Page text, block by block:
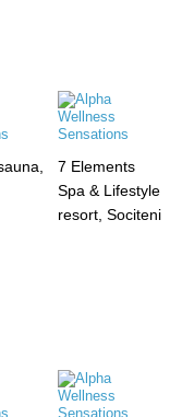
7 Elements
Spa & Lifestyle
resort, Sociteni